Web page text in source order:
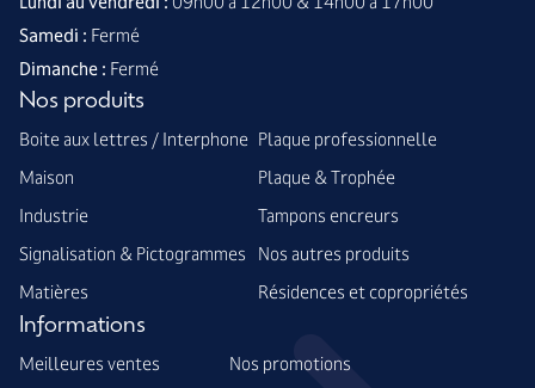
Samedi : Fermé
Dimanche : Fermé
Nos produits
Boite aux lettres / Interphone Plaque professionnelle
Maison
Plaque & Trophée
Industrie
Tampons encreurs
Signalisation & Pictogrammes
Nos autres produits
Matières
Résidences et copropriétés
Informations
Meilleures ventes Nos promotions